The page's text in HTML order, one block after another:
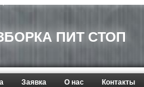
ПИТ СТОП
Заявка О нас Контакты